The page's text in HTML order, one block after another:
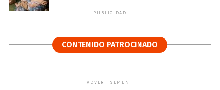
PUBLICIDAD
CONTENIDO PATROCINADO
ADVERTISEMENT